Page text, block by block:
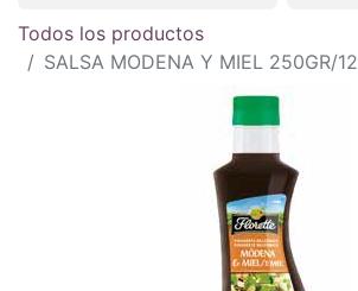
Todos los productos
SALSA MODENA Y MIEL 250GR/12